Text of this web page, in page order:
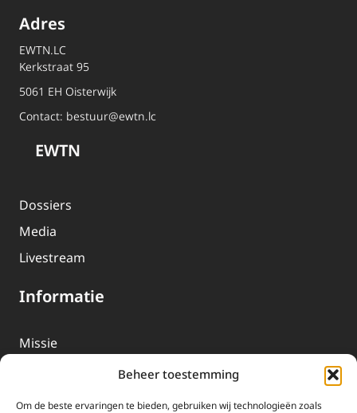
Beheer toestemming
Om de beste ervaringen te bieden, gebruiken wij technologieën zoals
Adres
EWTN.LC
Kerkstraat 95
5061 EH Oisterwijk
Contact: bestuur@ewtn.lc
EWTN
Dossiers
Media
Livestream
Informatie
Missie